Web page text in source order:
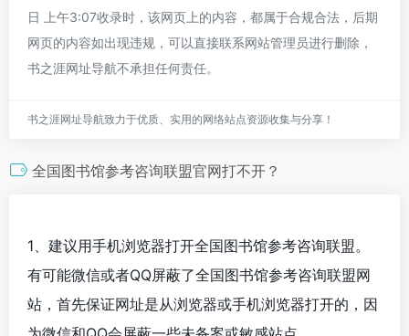
日 上午3:07收录时，该网页上的内容，都属于合规合法，后期
网页的内容如出现违规，可以直接联系网站管理员进行删除，
书之涯网址导航不承担任何责任。
书之涯网址导航致力于优质、实用的网络站点资源收集与分享！
全国图书馆参考咨询联盟官网打不开？
1、建议用手机浏览器打开全国图书馆参考咨询联盟。
有可能微信或者QQ屏蔽了全国图书馆参考咨询联盟网
站，首先保证网址是从浏览器或手机浏览器打开的，因